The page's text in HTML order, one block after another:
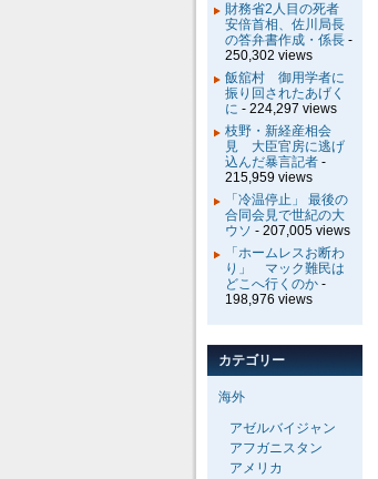
財務省2人目の死者
安倍首相、佐川局長
の答弁書作成・係長 -
250,302 views
飯舘村 御用学者に
振り回されたあげく
に - 224,297 views
枝野・新経産相会
見 大臣官房に逃げ
込んだ暴言記者 -
215,959 views
「冷温停止」 最後の
合同会見で世紀の大
ウソ - 207,005 views
「ホームレスお断わ
り」 マック難民は
どこへ行くのか -
198,976 views
カテゴリー
海外
アゼルバイジャン
アフガニスタン
アメリカ